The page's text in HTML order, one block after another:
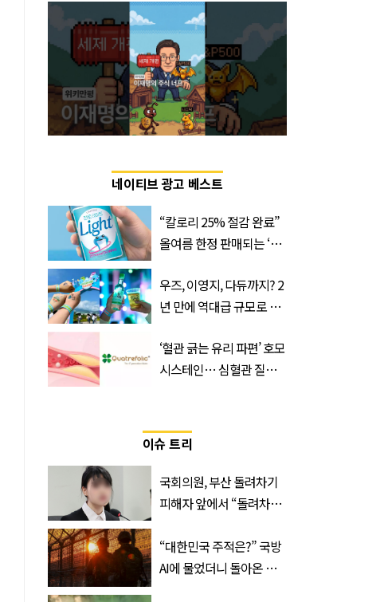
네이티브 광고 베스트
“칼로리 25% 절감 완료”
올여름 한정 판매되는 ‘최
우즈, 이영지, 다듀까지? 2
년 만에 역대급 규모로 돌
벌’
‘혈관 긁는 유리 파편’ 호모
시스테인… 심혈관 질환
이슈 트리
국회의원, 부산 돌려차기
피해자 앞에서 “돌려차기
“대한민국 주적은?” 국방
AI에 물었더니 돌아온 뜻